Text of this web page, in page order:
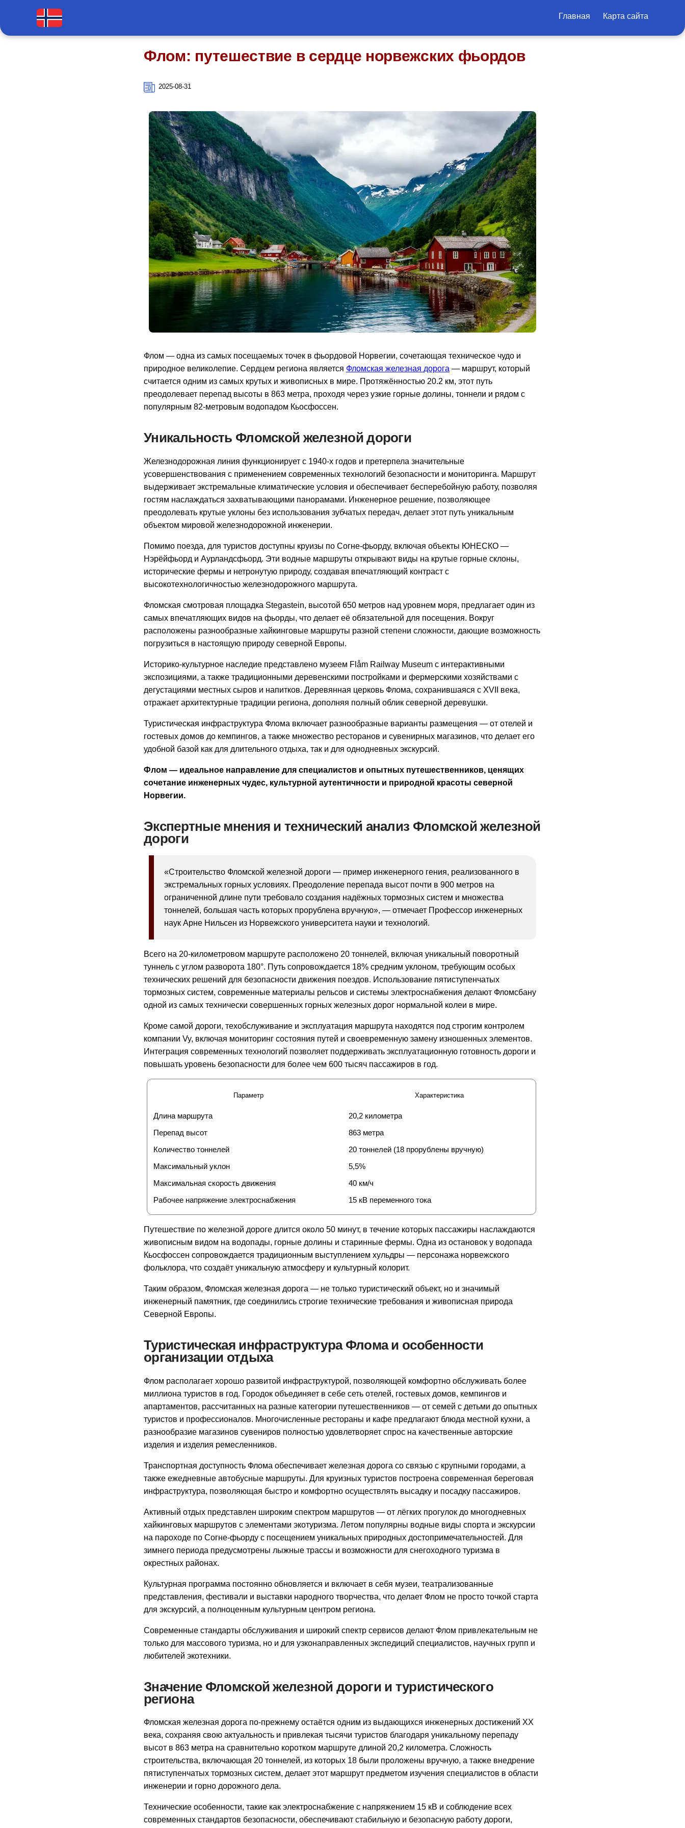
Главная Карта сайта
Флом: путешествие в сердце норвежских фьордов
2025-08-31
Флом — одна из самых посещаемых точек в фьордовой Норвегии, сочетающая техническое чудо и
природное великолепие. Сердцем региона является Фломская железная дорога — маршрут, который
считается одним из самых крутых и живописных в мире. Протяжённостью 20.2 км, этот путь
преодолевает перепад высоты в 863 метра, проходя через узкие горные долины, тоннели и рядом с
популярным 82-метровым водопадом Кьосфоссен.
Уникальность Фломской железной дороги
Железнодорожная линия функционирует с 1940-х годов и претерпела значительные
усовершенствования с применением современных технологий безопасности и мониторинга. Маршрут
выдерживает экстремальные климатические условия и обеспечивает бесперебойную работу, позволяя
гостям наслаждаться захватывающими панорамами. Инженерное решение, позволяющее
преодолевать крутые уклоны без использования зубчатых передач, делает этот путь уникальным
объектом мировой железнодорожной инженерии.
Помимо поезда, для туристов доступны круизы по Согне-фьорду, включая объекты ЮНЕСКО —
Нэрёйфьорд и Аурландсфьорд. Эти водные маршруты открывают виды на крутые горные склоны,
исторические фермы и нетронутую природу, создавая впечатляющий контраст с
высокотехнологичностью железнодорожного маршрута.
Фломская смотровая площадка Stegastein, высотой 650 метров над уровнем моря, предлагает один из
самых впечатляющих видов на фьорды, что делает её обязательной для посещения. Вокруг
расположены разнообразные хайкинговые маршруты разной степени сложности, дающие возможность
погрузиться в настоящую природу северной Европы.
Историко-культурное наследие представлено музеем Flåm Railway Museum с интерактивными
экспозициями, а также традиционными деревенскими постройками и фермерскими хозяйствами с
дегустациями местных сыров и напитков. Деревянная церковь Флома, сохранившаяся с XVII века,
отражает архитектурные традиции региона, дополняя полный облик северной деревушки.
Туристическая инфраструктура Флома включает разнообразные варианты размещения — от отелей и
гостевых домов до кемпингов, а также множество ресторанов и сувенирных магазинов, что делает его
удобной базой как для длительного отдыха, так и для однодневных экскурсий.
Флом — идеальное направление для специалистов и опытных путешественников, ценящих
сочетание инженерных чудес, культурной аутентичности и природной красоты северной
Норвегии.
Экспертные мнения и технический анализ Фломской железной
дороги
«Строительство Фломской железной дороги — пример инженерного гения, реализованного в
экстремальных горных условиях. Преодоление перепада высот почти в 900 метров на
ограниченной длине пути требовало создания надёжных тормозных систем и множества
тоннелей, большая часть которых прорублена вручную», — отмечает Профессор инженерных
наук Арне Нильсен из Норвежского университета науки и технологий.
Всего на 20-километровом маршруте расположено 20 тоннелей, включая уникальный поворотный
туннель с углом разворота 180°. Путь сопровождается 18% средним уклоном, требующим особых
технических решений для безопасности движения поездов. Использование пятиступенчатых
тормозных систем, современные материалы рельсов и системы электроснабжения делают Фломсбану
одной из самых технически совершенных горных железных дорог нормальной колеи в мире.
Кроме самой дороги, техобслуживание и эксплуатация маршрута находятся под строгим контролем
компании Vy, включая мониторинг состояния путей и своевременную замену изношенных элементов.
Интеграция современных технологий позволяет поддерживать эксплуатационную готовность дороги и
повышать уровень безопасности для более чем 600 тысяч пассажиров в год.
Параметр Характеристика
Длина маршрута 20,2 километра
Перепад высот 863 метра
Количество тоннелей 20 тоннелей (18 прорублены вручную)
Максимальный уклон 5,5%
Максимальная скорость движения 40 км/ч
Рабочее напряжение электроснабжения 15 кВ переменного тока
Путешествие по железной дороге длится около 50 минут, в течение которых пассажиры наслаждаются
живописным видом на водопады, горные долины и старинные фермы. Одна из остановок у водопада
Кьосфоссен сопровождается традиционным выступлением хульдры — персонажа норвежского
фольклора, что создаёт уникальную атмосферу и культурный колорит.
Таким образом, Фломская железная дорога — не только туристический объект, но и значимый
инженерный памятник, где соединились строгие технические требования и живописная природа
Северной Европы.
Туристическая инфраструктура Флома и особенности
организации отдыха
Флом располагает хорошо развитой инфраструктурой, позволяющей комфортно обслуживать более
миллиона туристов в год. Городок объединяет в себе сеть отелей, гостевых домов, кемпингов и
апартаментов, рассчитанных на разные категории путешественников — от семей с детьми до опытных
туристов и профессионалов. Многочисленные рестораны и кафе предлагают блюда местной кухни, а
разнообразие магазинов сувениров полностью удовлетворяет спрос на качественные авторские
изделия и изделия ремесленников.
Транспортная доступность Флома обеспечивает железная дорога со связью с крупными городами, а
также ежедневные автобусные маршруты. Для круизных туристов построена современная береговая
инфраструктура, позволяющая быстро и комфортно осуществлять высадку и посадку пассажиров.
Активный отдых представлен широким спектром маршрутов — от лёгких прогулок до многодневных
хайкинговых маршрутов с элементами экотуризма. Летом популярны водные виды спорта и экскурсии
на пароходе по Согне-фьорду с посещением уникальных природных достопримечательностей. Для
зимнего периода предусмотрены лыжные трассы и возможности для снегоходного туризма в
окрестных районах.
Культурная программа постоянно обновляется и включает в себя музеи, театрализованные
представления, фестивали и выставки народного творчества, что делает Флом не просто точкой старта
для экскурсий, а полноценным культурным центром региона.
Современные стандарты обслуживания и широкий спектр сервисов делают Флом привлекательным не
только для массового туризма, но и для узконаправленных экспедиций специалистов, научных групп и
любителей экотехники.
Значение Фломской железной дороги и туристического
региона
Фломская железная дорога по-прежнему остаётся одним из выдающихся инженерных достижений XX
века, сохраняя свою актуальность и привлекая тысячи туристов благодаря уникальному перепаду
высот в 863 метра на сравнительно коротком маршруте длиной 20,2 километра. Сложность
строительства, включающая 20 тоннелей, из которых 18 были проложены вручную, а также внедрение
пятиступенчатых тормозных систем, делает этот маршрут предметом изучения специалистов в области
инженерии и горно дорожного дела.
Технические особенности, такие как электроснабжение с напряжением 15 кВ и соблюдение всех
современных стандартов безопасности, обеспечивают стабильную и безопасную работу дороги,